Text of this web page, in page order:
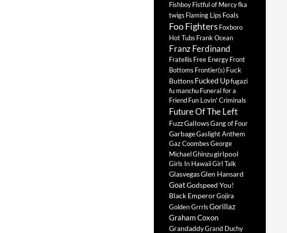
FishboyFistful of Mercyfka
twigs Flaming Lips Foals
Foo Fighters Foxboro
Hot Tubs Frank Ocean
Franz Ferdinand
Fratellis Free EnergyFront
Bottoms Frontier(s) Fuck
ButtonsFucked Upfugazi
fu manchuFuneral for a
FriendFun Lovin' Criminals
Future Of The Left
FuzzGallowsGang of Four
GarbageGaslight Anthem
Gaz CoombesGeorge
MichaelGhinzugirlpool
Girls In HawaiiGirl Talk
GlasvegasGlen Hansard
GoatGodspeed You!
Black EmperorGojira
Golden GrrrlsGorillaz
Graham Coxon
GrandaddyGrand Duchy